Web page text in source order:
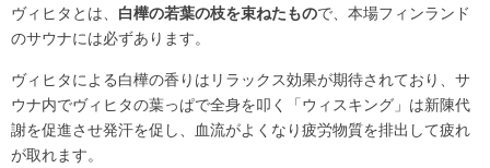
ヴィヒタとは、 白樺の若葉の枝を束ねたもので、本場フィンランド
のサウナには必ずあります。
ヴィヒタによる白樺の香りはリラックス効果が期待されており、サ
ウナ内でヴィヒタの葉っぱで全身を叩く「ウィスキング」は新陳代
謝を促進させ発汗を促し、血流がよくなり疲労物質を排出して疲れ
が取れます。